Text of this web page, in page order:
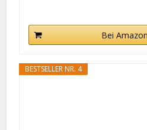
Bei
BESTSELLER NR. 4